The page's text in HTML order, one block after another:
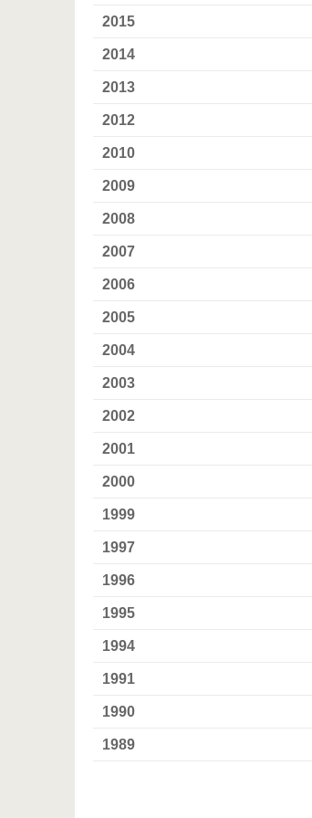
2015
2014
2013
2012
2010
2009
2008
2007
2006
2005
2004
2003
2002
2001
2000
1999
1997
1996
1995
1994
1991
1990
1989